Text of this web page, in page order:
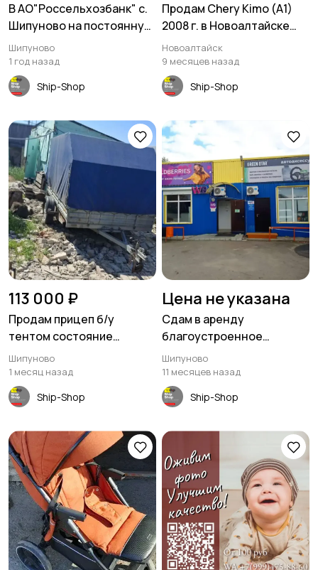
В АО"Россельхозбанк" с.
Шипуново на постоянную
работу требуется
Шипуново
1 год назад
Ship-Shop
Продам Chery Kimo (A1)
2008 г. в Новоалтайске
Алтайский край
Новоалтайск
9 месяцев назад
Ship-Shop
113 000 ₽
Продам прицеп б/у
тентом состояние
хорошее
Шипуново
1 месяц назад
Ship-Shop
Цена не указана
Сдам в аренду
благоустроенное
помещение 46 кв м.
Шипуново
Шипуново
11 месяцев назад
Ship-Shop